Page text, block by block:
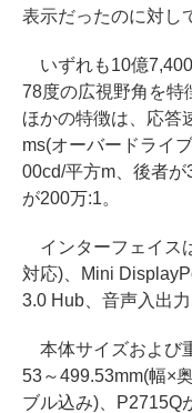
表示だったのに対し
いずれも10億
78度の広視野角を特
ほかの特徴は、応答
ms(オーバードライ
00cd/平方m、後者
が200万:1。
インターフェイス
対応)、Mini
3.0 Hub、音声入出力
本体サイズおよび
53～499.53mm(幅×
ブル込み)、P2715Q